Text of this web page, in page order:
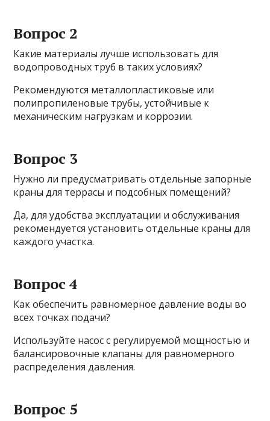
Вопрос 2
Какие материалы лучше использовать для
водопроводных труб в таких условиях?
Рекомендуются металлопластиковые или
полипропиленовые трубы, устойчивые к
механическим нагрузкам и коррозии.
Вопрос 3
Нужно ли предусматривать отдельные запорные
краны для террасы и подсобных помещений?
Да, для удобства эксплуатации и обслуживания
рекомендуется установить отдельные краны для
каждого участка.
Вопрос 4
Как обеспечить равномерное давление воды во
всех точках подачи?
Используйте насос с регулируемой мощностью и
балансировочные клапаны для равномерного
распределения давления.
Вопрос 5